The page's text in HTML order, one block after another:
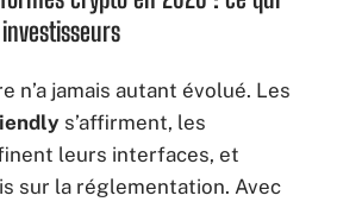
n’a jamais autant évolué. Les
s’affirment, les
leurs interfaces, et
sur la réglementation. Avec